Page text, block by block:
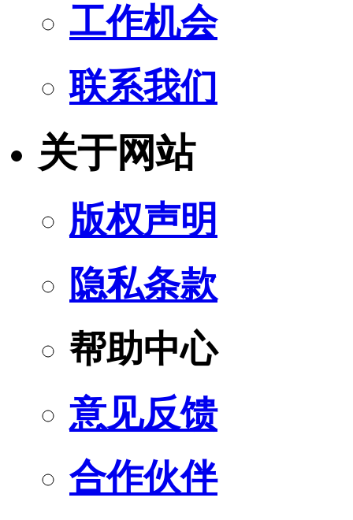
工作机会
联系我们
关于网站
版权声明
隐私条款
帮助中心
意见反馈
合作伙伴